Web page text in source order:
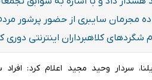
مجرمان سایبری از حضور پرشور
شگردهای کلاهبرداران اینترنتی دوری
سردار وحید مجید اعلام کرد: